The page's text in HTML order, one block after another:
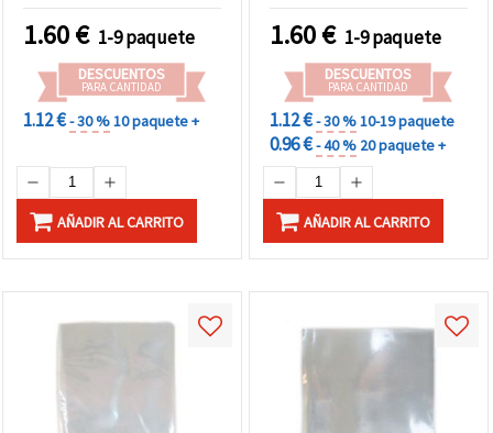
1.60€ 1-9 paquete
DESCUENTOS
PARA CANTIDAD
1.12 €- 30 %10 paquete +
AÑADIR AL CARRITO
manualidades, bisutería y
regalos
1.60€ 1-9 paquete
DESCUENTOS
PARA CANTIDAD
1.12 €- 30 %10-19 paquete
0.96 €- 40 % 20 paquete +
AÑADIR AL CARRITO